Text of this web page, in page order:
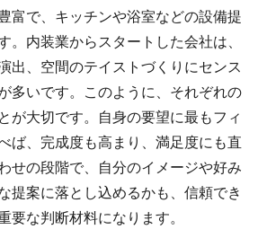
富で、キッチンや浴室などの設備提
。内装業からスタートした会社は、
出、空間のテイストづくりにセンス
多いです。このように、それぞれの
が大切です。自身の要望に最もフィ
ば、完成度も高まり、満足度にも直
せの段階で、自分のイメージや好み
提案に落とし込めるかも、信頼でき
要な判断材料になります。